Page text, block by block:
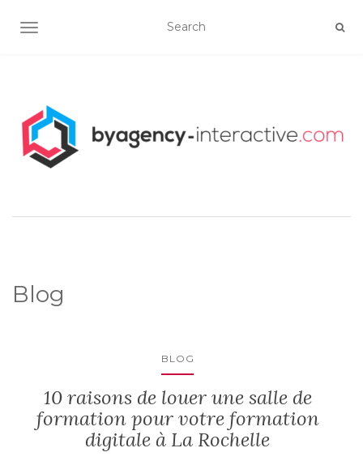
OUVRIR/FERMER LA NAVIGATION
Blog
BLOG
10 raisons de louer une salle de
formation pour votre formation
digitale à La Rochelle